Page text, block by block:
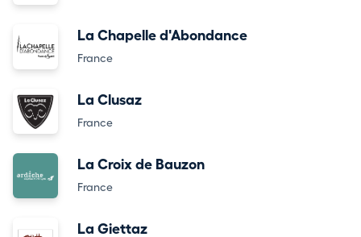
La Chapelle d'Abondance
France
La Clusaz
France
La Croix de Bauzon
France
La Giettaz